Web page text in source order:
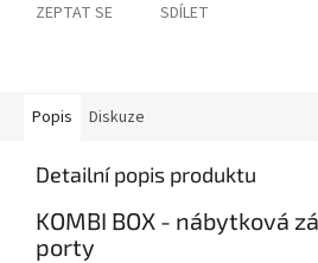
ZEPTAT SE SDÍLET
Popis Diskuze
Detailní popis produktu
KOMBI BOX - nábytková
porty